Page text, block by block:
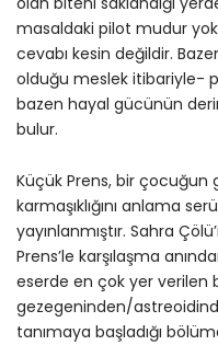
masaldaki pilot mudur
cevabı kesin değildir.
olduğu meslek itibariyle-
bazen hayal gücünün
bulur.
Küçük Prens, bir çocuğun
karmaşıklığını anlama
yayınlanmıştır. Sahra
Prens’le karşılaşma
eserde en çok yer verilen
gezegeninden/
tanımaya başladığı